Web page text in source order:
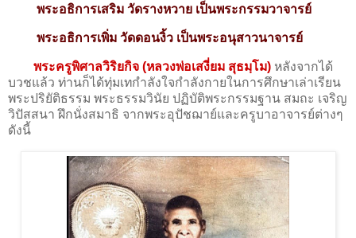
พระอธิการเสริม วัดรางหวาย เป็นพระกรรมวาจารย์
พระอธิการเพิ่ม วัดดอนงิ้ว เป็นพระอนุสาวนาจารย์
พระครูพิศาลวิริยกิจ (หลวงพ่อเสงี่ยม สุธมฺโม) หลังจากได้
บวชแล้ว ท่านก็ได้ทุ่มเทกำลังใจกำลังกายในการศึกษาเล่าเรียน
พระปริยัติธรรม พระธรรมวินัย ปฏิบัติพระกรรมฐาน สมถะ เจริญ
วิปัสสนา ฝึกนั่งสมาธิ จากพระอุปัชฌาย์และครูบาอาจารย์ต่างๆ
ดังนี้